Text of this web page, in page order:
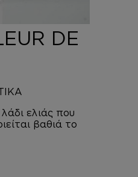
DE
ελιάς που
βαθιά το